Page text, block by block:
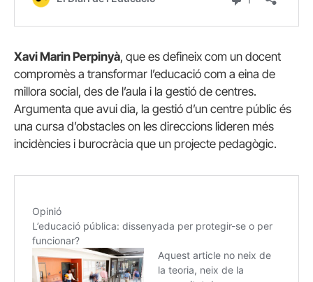
Xavi Marin Perpinyà, que es defineix com un docent
compromès a transformar l’educació com a eina de
millora social, des de l’aula i la gestió de centres.
Argumenta que avui dia, la gestió d’un centre públic és
una cursa d’obstacles on les direccions lideren més
incidències i burocràcia que un projecte pedagògic.